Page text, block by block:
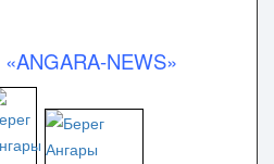
«ANGARA-NEWS»